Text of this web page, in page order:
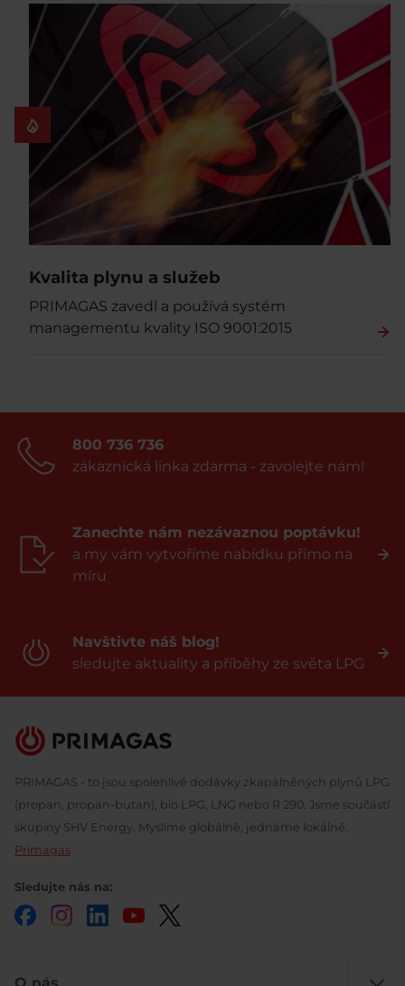
Kvalita plynu a služeb
PRIMAGAS zavedl a používá systém
managementu kvality ISO 9001:2015
800 736 736
zákaznická linka zdarma - zavolejte nám!
Zanechte nám nezávaznou poptávku!
a my vám vytvoříme nabídku přímo na
míru
Navštivte náš blog!
sledujte aktuality a příběhy ze světa LPG
PRIMAGAS - to jsou spolehlivé dodávky zkapalněných plynů LPG
(propan, propan-butan), bio LPG, LNG nebo R 290. Jsme součástí
skupiny SHV Energy. Myslíme globálně, jednáme lokálně.
Primagas
Sledujte nás na:
FacebookInstagramLinkedInYouTube